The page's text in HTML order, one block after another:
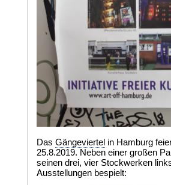
Das Gängeviertel in Hamburg
25.8.2019. Neben einer großen
seinen drei, vier Stockwerken
Ausstellungen bespielt: